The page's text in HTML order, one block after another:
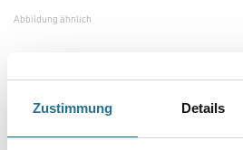
Zustimmung Details
Abbildung ähnlich
Festool 496111 Ersatzwalzen EW-TP 220